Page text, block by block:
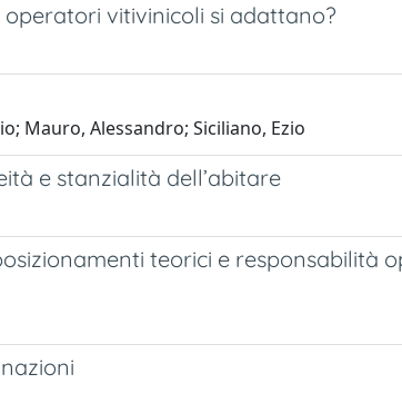
vitivinicoli si adattano?
Mauro, Alessandro; Siciliano, Ezio
e stanzialità dell’abitare
teorici e responsabilità